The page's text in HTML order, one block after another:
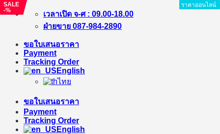
Skip
เวลาเปิด จ-ศ : 09.00-18.00
ฝ่ายขาย 087-984-2890
ขอใบเสนอราคา
Payment
Tracking Order
English
ไทย
ขอใบเสนอราคา
Payment
Tracking Order
English
ราคาออนไลน์
SALE
-18%
ราคาออนไลน์
ราคาออนไลน์
ราคาออนไลน์
SALE
-23%
ราคาออนไลน์
SALE
-%
ราคาออนไลน์
ราคาออนไลน์
ราคาออนไลน์